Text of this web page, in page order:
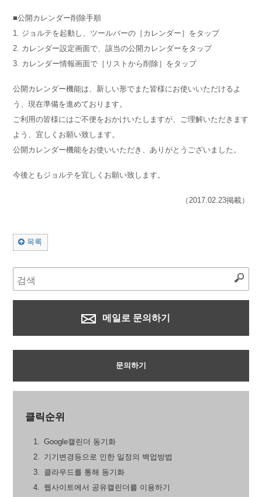
■公開カレンダー削除手順
1. ジョルテを起動し、ツールバーの［カレンダー］をタップ
2. カレンダー設定画面で、該当の公開カレンダーをタップ
3. カレンダー情報画面で［リストから削除］をタップ
公開カレンダー機能は、新しい形でまた皆様にお使いいただけるよ
う、現在準備を進めております。
ご利用の皆様にはご不便をおかけいたしますが、ご理解いただきます
よう、宜しくお願い致します。
公開カレンダー機能をお使いいただき、ありがとうございました。
今後ともジョルテを宜しくお願い致します。
（2017.02.23掲載）
목록
메일로 문의하기
문의하기
클릭순위
Google캘린더 동기화
기기변경등으로 인한 일정의 백업방법
클라우드를 통해 동기화
웹사이트에서 공유캘린더를 이용하기